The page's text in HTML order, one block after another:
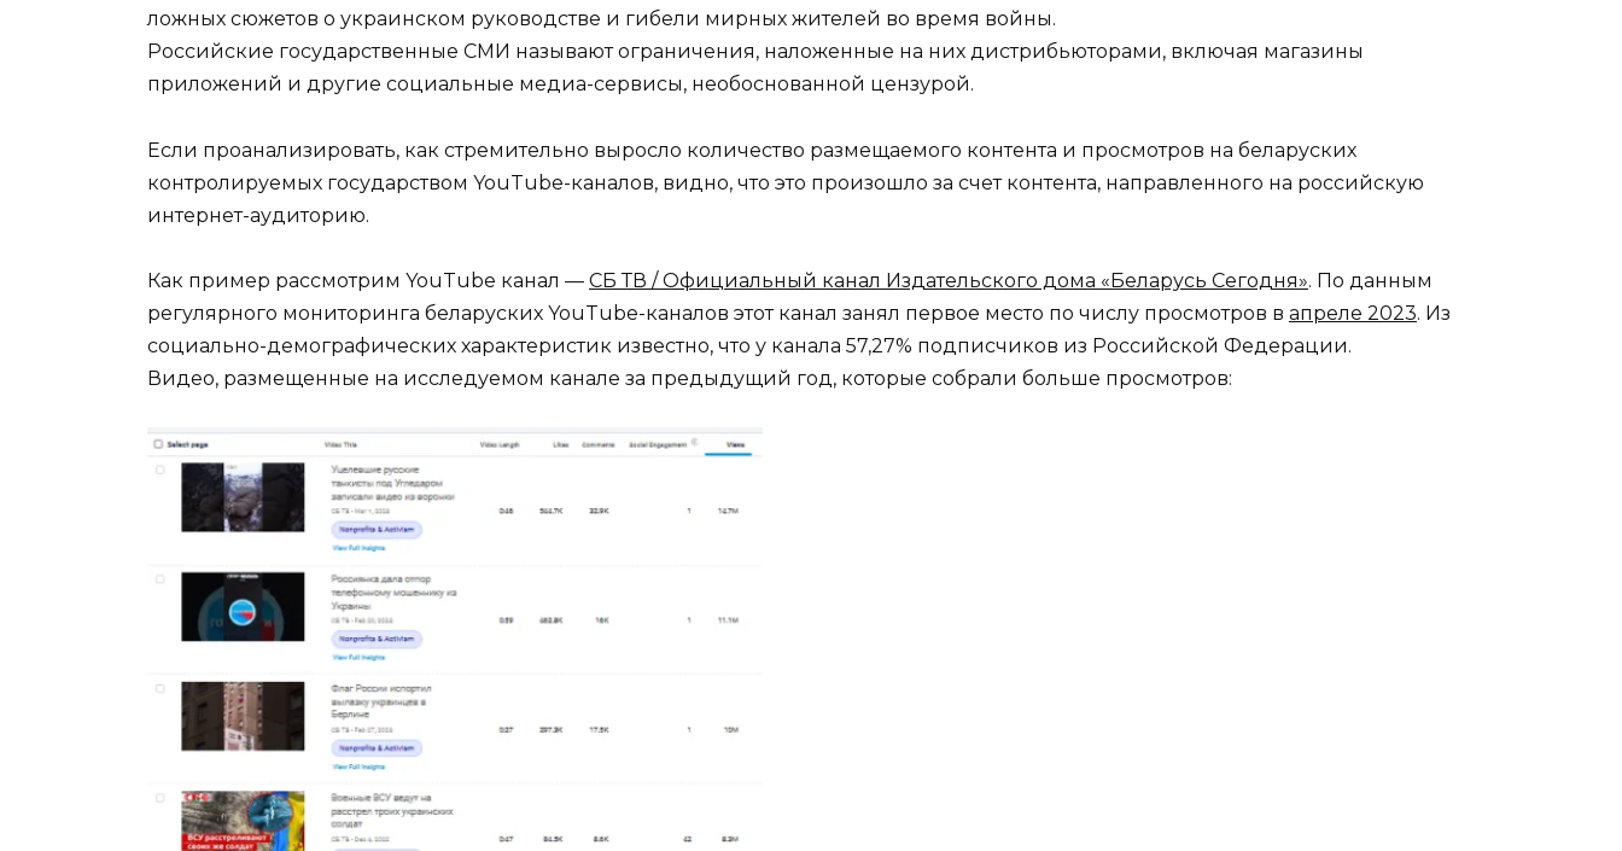
ложных сюжетов о украинском руководстве и гибели мирных жителей во время войны.
Российские государственные СМИ называют ограничения, наложенные на них дистрибьюторами, включая магазины
приложений и другие социальные медиа-сервисы, необоснованной цензурой.
Если проанализировать, как стремительно выросло количество размещаемого контента и просмотров на беларуских
контролируемых государством YouTube-каналов, видно, что это произошло за счет контента, направленного на российскую
интернет-аудиторию.
Как пример рассмотрим YouTube канал — СБ ТВ / Официальный канал Издательского дома «Беларусь Сегодня». По данным
регулярного мониторинга беларуских YouTube-каналов этот канал занял первое место по числу просмотров в апреле 2023. Из
социально-демографических характеристик известно, что у канала 57,27% подписчиков из Российской Федерации.
Видео, размещенные на исследуемом канале за предыдущий год, которые собрали больше просмотров: